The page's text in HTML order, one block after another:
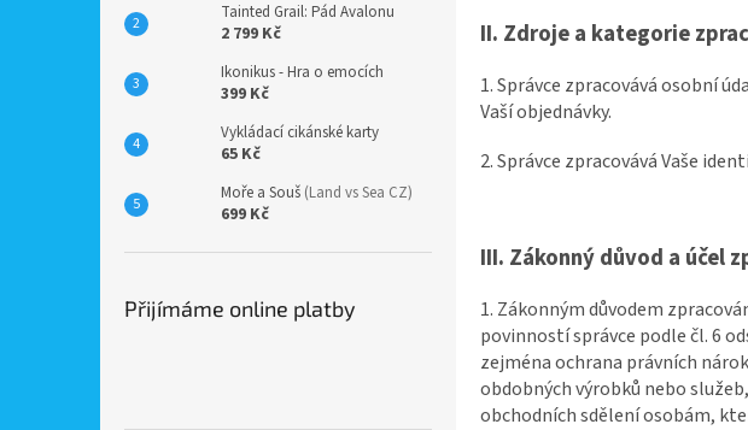
Tainted Grail: Pád Avalonu
2 799 Kč
Ikonikus - Hra o emocích
399 Kč
Vykládací cikánské karty
65 Kč
Moře a Souš (Land vs Sea CZ)
699 Kč
Přijímáme online platby
II. Zdroje a kategorie
1. Správce zpracovává osobní
Vaší objednávky.
2. Správce zpracovává Vaše
III. Zákonný důvod a účel
1. Zákonným důvodem
povinností správce podle čl. 6
zejména ochrana právních
obdobných výrobků nebo
obchodních sdělení osobám,